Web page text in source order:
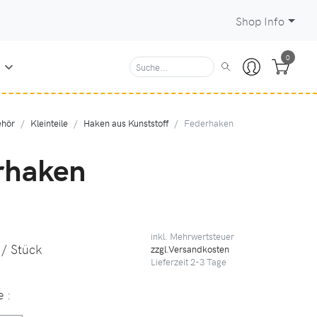
Shop Info
0
Kleinteile Haken aus Kunststoff Federhaken
/ Stück
inkl. Mehrwertsteuer
zzgl.Versandkosten
Lieferzeit 2-3Tage
: